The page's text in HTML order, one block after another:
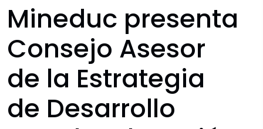
Mineduc presenta
Consejo Asesor
de la Estrategia
de Desarrollo